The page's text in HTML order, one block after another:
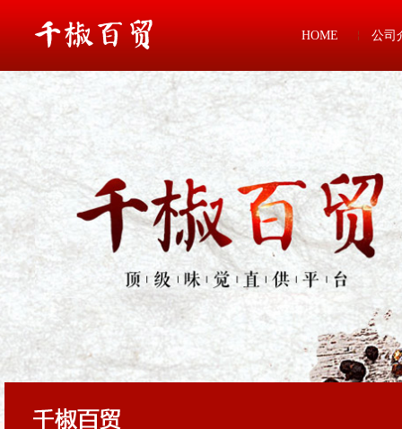
HOME 公司